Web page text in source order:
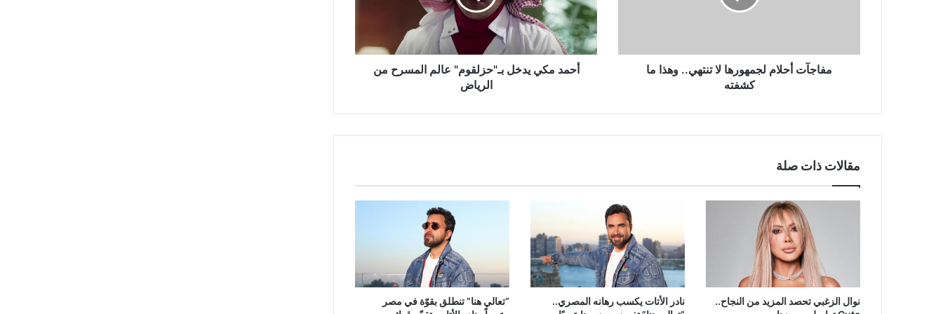
مفاجآت أحلام لجمهورها لا تنتهي.. وهذا ما
كشفته
المسرح
من
الرياض
أحمد مكي يدخل بـ"حزلقوم" عالم المسرح من
الرياض
مقالات ذات صلة
نوال الزغبي تحصد المزيد من النجاح..
نادر الأتات يكسب رهانه المصري..
“تعالي هنا” تنطلق بقوّة في مصر